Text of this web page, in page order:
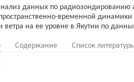
данных по радиозондированию
временной
Содержание Список